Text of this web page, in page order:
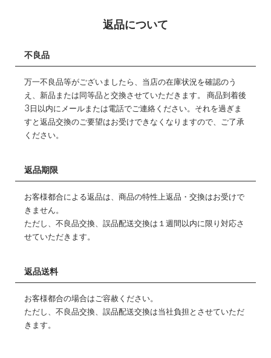
返品について
不良品
万一不良品等がございましたら、当店の在庫状況を確認のう
え、新品または同等品と交換させていただきます。 商品到着後
3日以内にメールまたは電話でご連絡ください。それを過ぎま
すと返品交換のご要望はお受けできなくなりますので、ご了承
ください。
返品期限
お客様都合による返品は、商品の特性上返品・交換はお受けで
きません。
ただし、不良品交換、誤品配送交換は１週間以内に限り対応さ
せていただきます。
返品送料
お客様都合の場合はご容赦ください。
ただし、不良品交換、誤品配送交換は当社負担とさせていただ
きます。